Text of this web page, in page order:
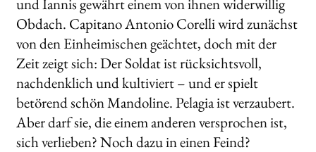
Obdach. Capitano Antonio Corelli wird zunächst
von den Einheimischen geächtet, doch mit der
Zeit zeigt sich: Der Soldat ist rücksichtsvoll,
nachdenklich und kultiviert – und er spielt
betörend schön Mandoline. Pelagia ist verzaubert.
Aber darf sie, die einem anderen versprochen ist,
sich verlieben? Noch dazu in einen Feind?